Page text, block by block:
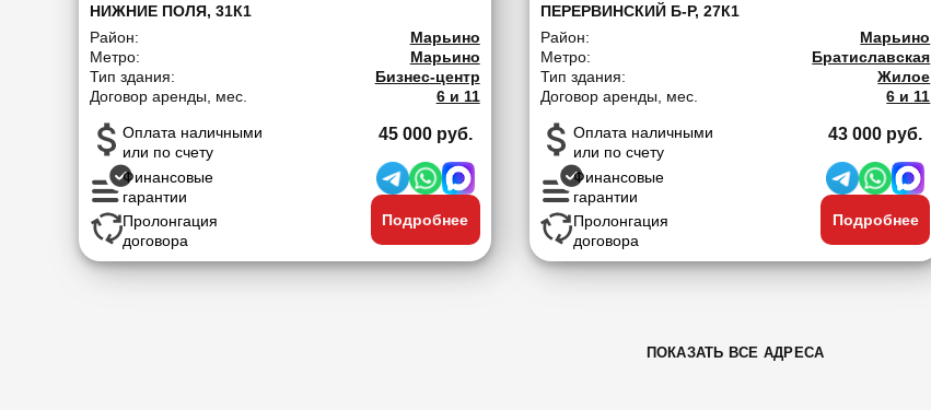
НИЖНИЕ ПОЛЯ, 31К1
Район:
Марьино
Метро:
Марьино
Тип здания:
Бизнес-центр
Договор аренды, мес.
6 и 11
Оплата наличными
или по счету
Финансовые
гарантии
Пролонгация
договора
45 000 руб.
Подробнее
ПЕРЕРВИНСКИЙ Б-Р, 27К1
Район:
Марьино
Метро:
Братиславская
Тип здания:
Жилое
Договор аренды, мес.
6 и 11
Оплата наличными
или по счету
Финансовые
гарантии
Пролонгация
договора
43 000 руб.
Подробнее
ПОКАЗАТЬ ВСЕ АДРЕСА